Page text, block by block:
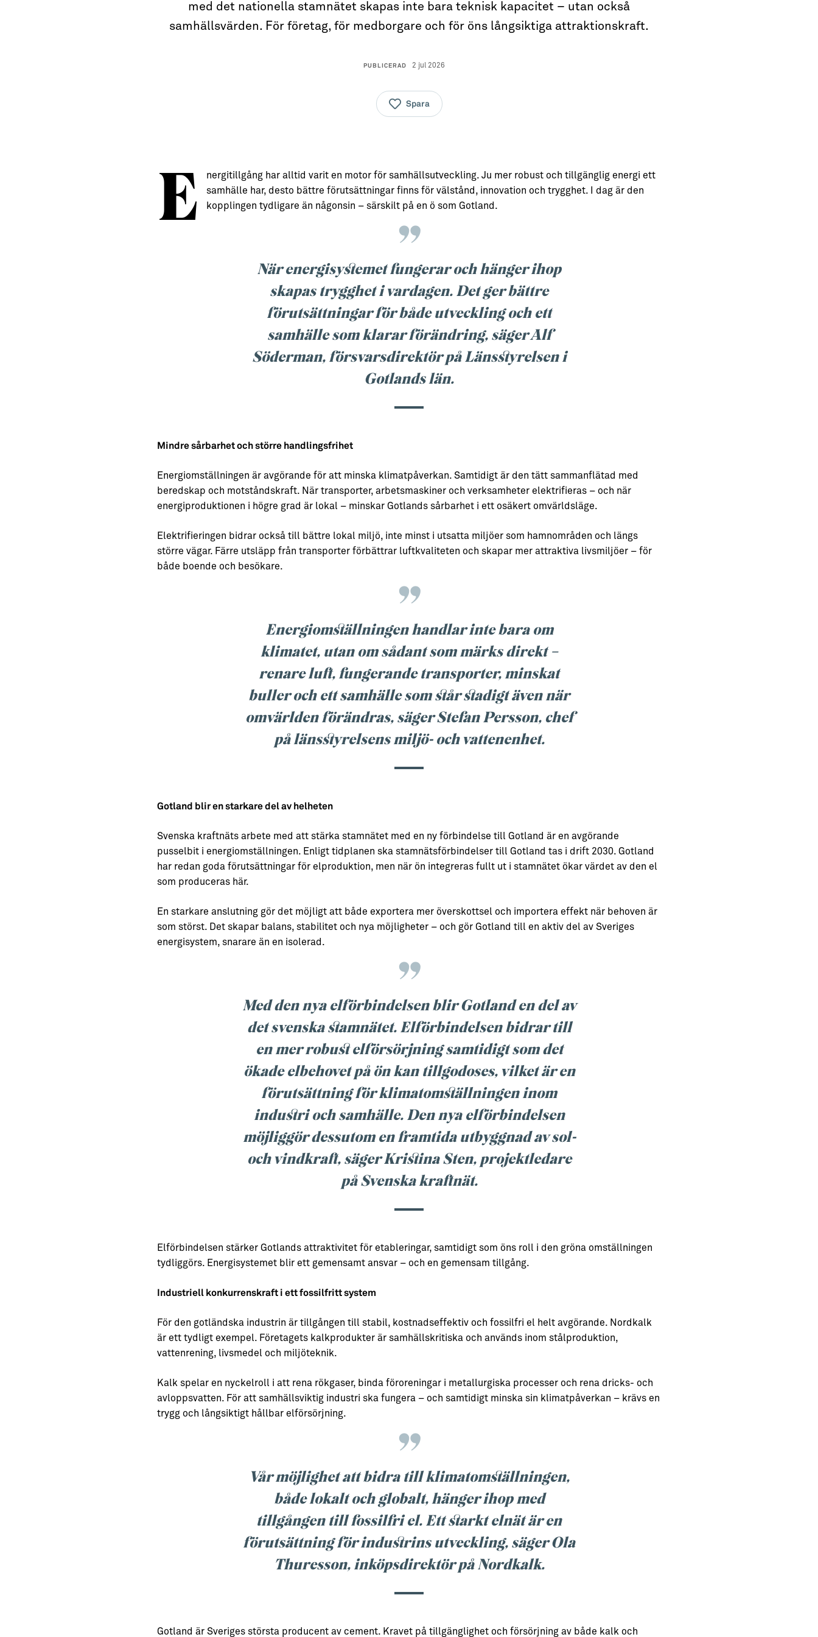
med det nationella stamnätet skapas inte bara teknisk kapacitet – utan också
samhällsvärden. För företag, för medborgare och för öns långsiktiga attraktionskraft.
PUBLICERAD 2 jul 2026
Spara
E
nergitillgång har alltid varit en motor för samhällsutveckling. Ju mer robust och tillgänglig energi ett
samhälle har, desto bättre förutsättningar finns för välstånd, innovation och trygghet. I dag är den
kopplingen tydligare än någonsin – särskilt på en ö som Gotland.
När energisystemet fungerar och hänger ihop
skapas trygghet i vardagen. Det ger bättre
förutsättningar för både utveckling och ett
samhälle som klarar förändring, säger Alf
Söderman, försvarsdirektör på Länsstyrelsen i
Gotlands län.
Mindre sårbarhet och större handlingsfrihet
Energiomställningen är avgörande för att minska klimatpåverkan. Samtidigt är den tätt sammanflätad med
beredskap och motståndskraft. När transporter, arbetsmaskiner och verksamheter elektrifieras – och när
energiproduktionen i högre grad är lokal – minskar Gotlands sårbarhet i ett osäkert omvärldsläge.
Elektrifieringen bidrar också till bättre lokal miljö, inte minst i utsatta miljöer som hamnområden och längs
större vägar. Färre utsläpp från transporter förbättrar luftkvaliteten och skapar mer attraktiva livsmiljöer – för
både boende och besökare.
Energiomställningen handlar inte bara om
klimatet, utan om sådant som märks direkt –
renare luft, fungerande transporter, minskat
buller och ett samhälle som står stadigt även när
omvärlden förändras, säger Stefan Persson, chef
på länsstyrelsens miljö- och vattenenhet.
Gotland blir en starkare del av helheten
Svenska kraftnäts arbete med att stärka stamnätet med en ny förbindelse till Gotland är en avgörande
pusselbit i energiomställningen. Enligt tidplanen ska stamnätsförbindelser till Gotland tas i drift 2030. Gotland
har redan goda förutsättningar för elproduktion, men när ön integreras fullt ut i stamnätet ökar värdet av den el
som produceras här.
En starkare anslutning gör det möjligt att både exportera mer överskottsel och importera effekt när behoven är
som störst. Det skapar balans, stabilitet och nya möjligheter – och gör Gotland till en aktiv del av Sveriges
energisystem, snarare än en isolerad.
Med den nya elförbindelsen blir Gotland en del av
det svenska stamnätet. Elförbindelsen bidrar till
en mer robust elförsörjning samtidigt som det
ökade elbehovet på ön kan tillgodoses, vilket är en
förutsättning för klimatomställningen inom
industri och samhälle. Den nya elförbindelsen
möjliggör dessutom en framtida utbyggnad av sol-
och vindkraft, säger Kristina Sten, projektledare
på Svenska kraftnät.
Elförbindelsen stärker Gotlands attraktivitet för etableringar, samtidigt som öns roll i den gröna omställningen
tydliggörs. Energisystemet blir ett gemensamt ansvar – och en gemensam tillgång.
Industriell konkurrenskraft i ett fossilfritt system
För den gotländska industrin är tillgången till stabil, kostnadseffektiv och fossilfri el helt avgörande. Nordkalk
är ett tydligt exempel. Företagets kalkprodukter är samhällskritiska och används inom stålproduktion,
vattenrening, livsmedel och miljöteknik.
Kalk spelar en nyckelroll i att rena rökgaser, binda föroreningar i metallurgiska processer och rena dricks- och
avloppsvatten. För att samhällsviktig industri ska fungera – och samtidigt minska sin klimatpåverkan – krävs en
trygg och långsiktigt hållbar elförsörjning.
Vår möjlighet att bidra till klimatomställningen,
både lokalt och globalt, hänger ihop med
tillgången till fossilfri el. Ett starkt elnät är en
förutsättning för industrins utveckling, säger Ola
Thuresson, inköpsdirektör på Nordkalk.
Gotland är Sveriges största producent av cement. Kravet på tillgänglighet och försörjning av både kalk och